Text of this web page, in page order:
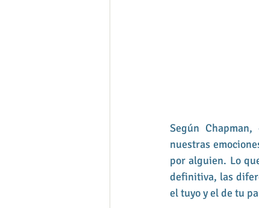
Según
nuestras
por alguien. Lo
definitiva, las
el tuyo y el de tu